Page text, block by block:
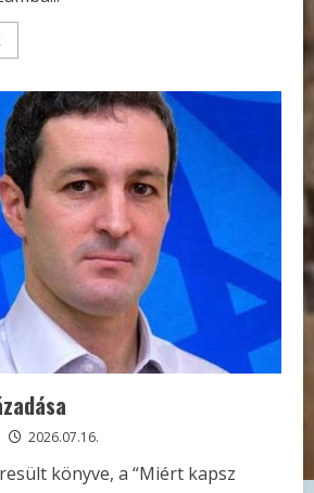
more
van
tisa
beáv,
a
héber
naptári
év
legszomorúbb
napja
2026.07.16.
könyve, a “Miért kapsz